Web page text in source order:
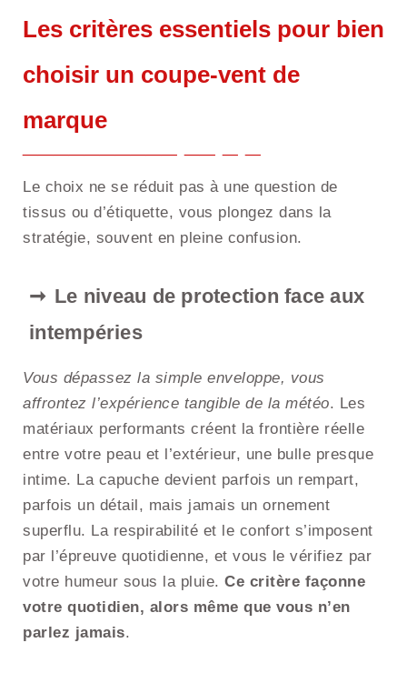
Les critères essentiels pour bien
choisir un coupe-vent de
marque
Le choix ne se réduit pas à une question de
tissus ou d’étiquette, vous plongez dans la
stratégie, souvent en pleine confusion.
Le niveau de protection face aux
intempéries
Vous dépassez la simple enveloppe, vous
affrontez l’expérience tangible de la météo. Les
matériaux performants créent la frontière réelle
entre votre peau et l’extérieur, une bulle presque
intime. La capuche devient parfois un rempart,
parfois un détail, mais jamais un ornement
superflu. La respirabilité et le confort s’imposent
par l’épreuve quotidienne, et vous le vérifiez par
votre humeur sous la pluie. Ce critère façonne
votre quotidien, alors même que vous n’en
parlez jamais.